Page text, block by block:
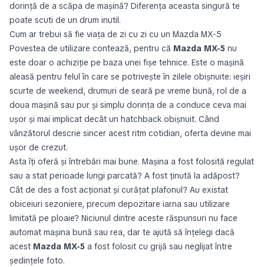
dorință de a scăpa de mașină? Diferența aceasta singură te
poate scuti de un drum inutil.
Cum ar trebui să fie viața de zi cu zi cu un Mazda MX-5
Povestea de utilizare contează, pentru că Mazda MX-5 nu
este doar o achiziție pe baza unei fișe tehnice. Este o mașină
aleasă pentru felul în care se potrivește în zilele obișnuite: ieșiri
scurte de weekend, drumuri de seară pe vreme bună, rol de a
doua mașină sau pur și simplu dorința de a conduce ceva mai
ușor și mai implicat decât un hatchback obișnuit. Când
vânzătorul descrie sincer acest ritm cotidian, oferta devine mai
ușor de crezut.
Asta îți oferă și întrebări mai bune. Mașina a fost folosită regulat
sau a stat perioade lungi parcată? A fost ținută la adăpost?
Cât de des a fost acționat și curățat plafonul? Au existat
obiceiuri sezoniere, precum depozitare iarna sau utilizare
limitată pe ploaie? Niciunul dintre aceste răspunsuri nu face
automat mașina bună sau rea, dar te ajută să înțelegi dacă
acest Mazda MX-5 a fost folosit cu grijă sau neglijat între
ședințele foto.